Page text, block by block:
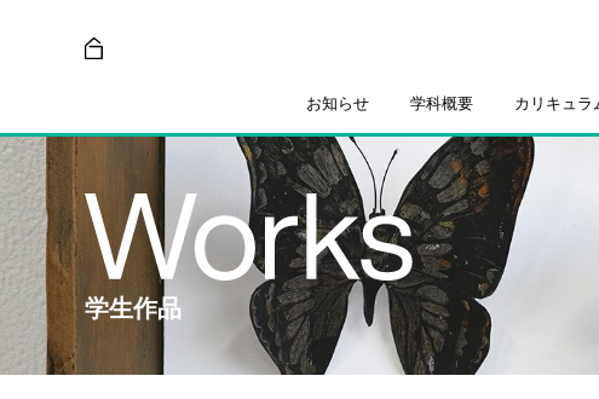
お知らせ 学科概要 カリキュラ
学生作品